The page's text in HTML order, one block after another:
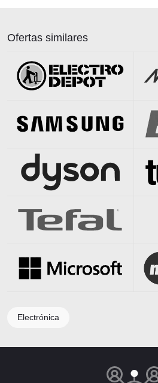
Ofertas similares
Electrónica